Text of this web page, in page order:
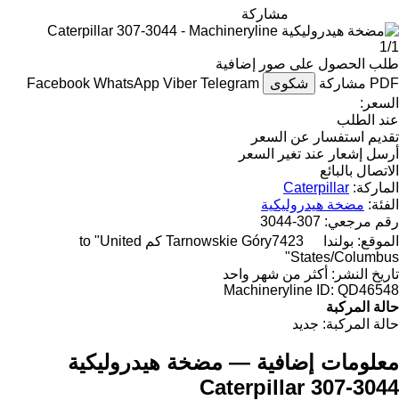
مشاركة
1/1
طلب الحصول على صور إضافية
PDF مشاركة شكوى Facebook WhatsApp Viber Telegram
السعر:
عند الطلب
تقديم استفسار عن السعر
أرسل إشعار عند تغير السعر
الاتصال بالبائع
الماركة: Caterpillar
الفئة: مضخة هيدروليكية
رقم مرجعي: 307-3044
الموقع: بولندا Tarnowskie Góry
7423 كم to "United
States/Columbus"
تاريخ النشر: أكثر من شهر واحد
Machineryline ID: QD46548
حالة المركبة
حالة المركبة: جديد
معلومات إضافية — مضخة هيدروليكية
Caterpillar 307-3044